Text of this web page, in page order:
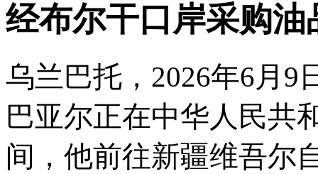
经布尔干口岸采购油
乌兰巴托， 2026年6月
巴亚尔正在中华人民共
间，他前往新疆维吾尔